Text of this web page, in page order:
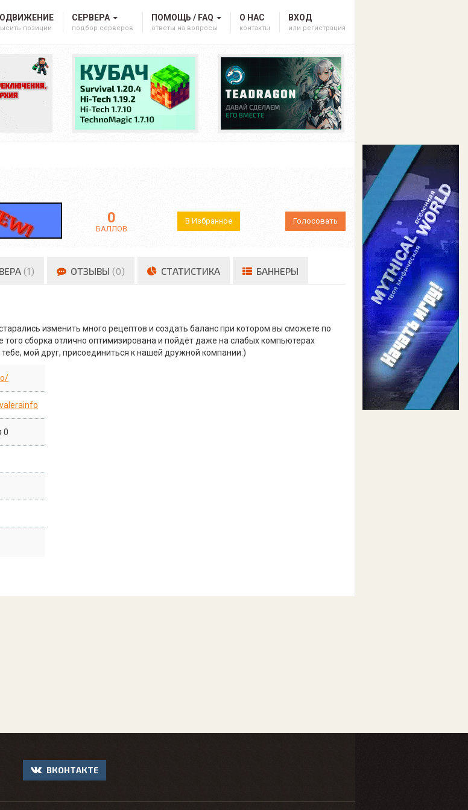
позиции
СЕРВЕРА
подбор серверов
ПОМОЩЬ / FAQ
ответы на вопросы
О НАС
контакты
ВХОД
или регистрация
0
БАЛЛОВ
В Избранное Голосовать
(1) ОТЗЫВЫ (0) СТАТИСТИКА БАННЕРЫ
изменить много рецептов и создать баланс при котором вы сможете по
сборка отлично оптимизирована и пойдёт даже на слабых компьютерах
мой друг, присоединиться к нашей дружной компании:)
0
ВКОНТАКТЕ